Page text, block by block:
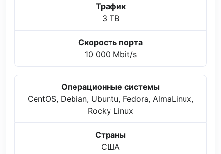
Трафик
3 TB
Скорость порта
10 000 Mbit/s
Операционные системы
CentOS, Debian, Ubuntu, Fedora, AlmaLinux,
Rocky Linux
Страны
США